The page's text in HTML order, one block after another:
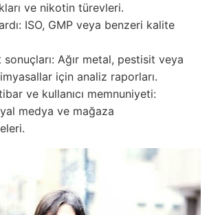
ve nikotin türevleri.
ISO, GMP veya benzeri kalite
sonuçları: Ağır metal, pestisit veya
için analiz raporları.
ve kullanıcı memnuniyeti:
medya ve mağaza